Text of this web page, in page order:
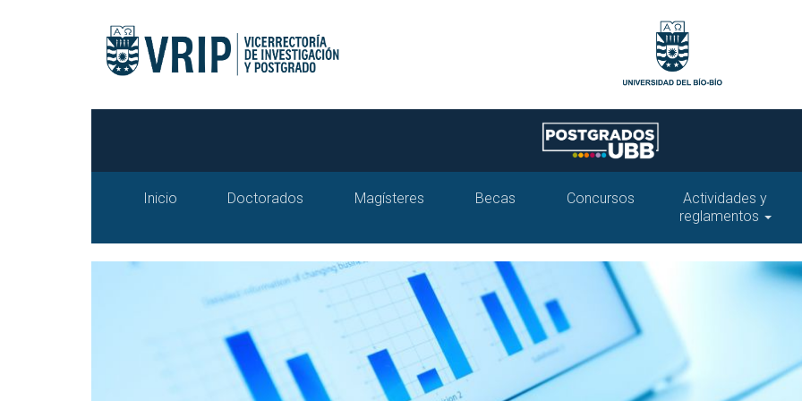
Inicio Doctorados Magísteres Becas Concursos
Actividades y
reglamentos